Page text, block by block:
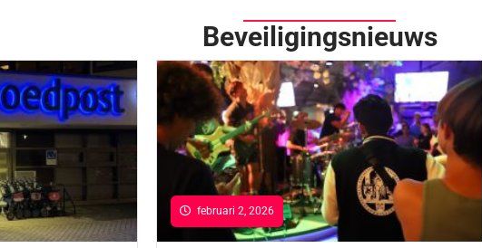
Beveiligingsnieuws
februari 2, 2026